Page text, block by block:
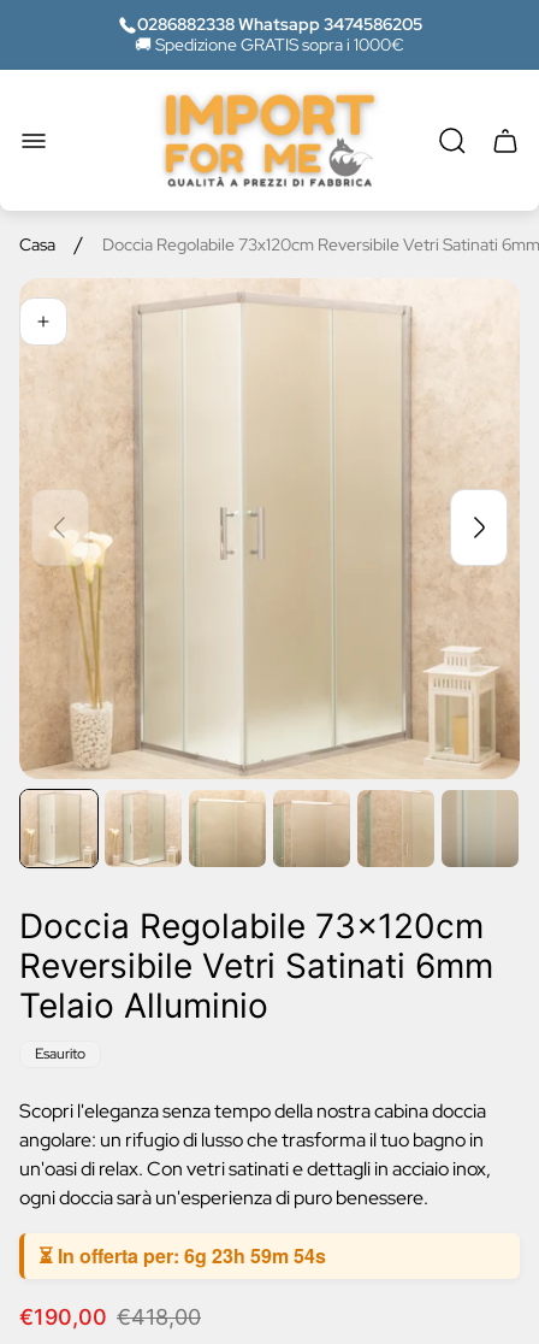
0286882338 Whatsapp 3474586205
🚚 Spedizione GRATIS sopra i 1000€
Logo
del
negozio"
Casa / Doccia Regolabile 73x120cm Reversibile Vetri Satinati
Doccia Regolabile 73x120cm
Reversibile Vetri Satinati 6mm
Telaio Alluminio
Etichetta
Esaurito
Scopri l'eleganza senza tempo della nostra cabina doccia
angolare: un rifugio di lusso che trasforma il tuo bagno in
un'oasi di relax. Con vetri satinati e dettagli in acciaio inox,
ogni doccia sarà un'esperienza di puro benessere.
⏳ In offerta per: 6g 23h 59m 53s
P
€190,00 P
€418,00